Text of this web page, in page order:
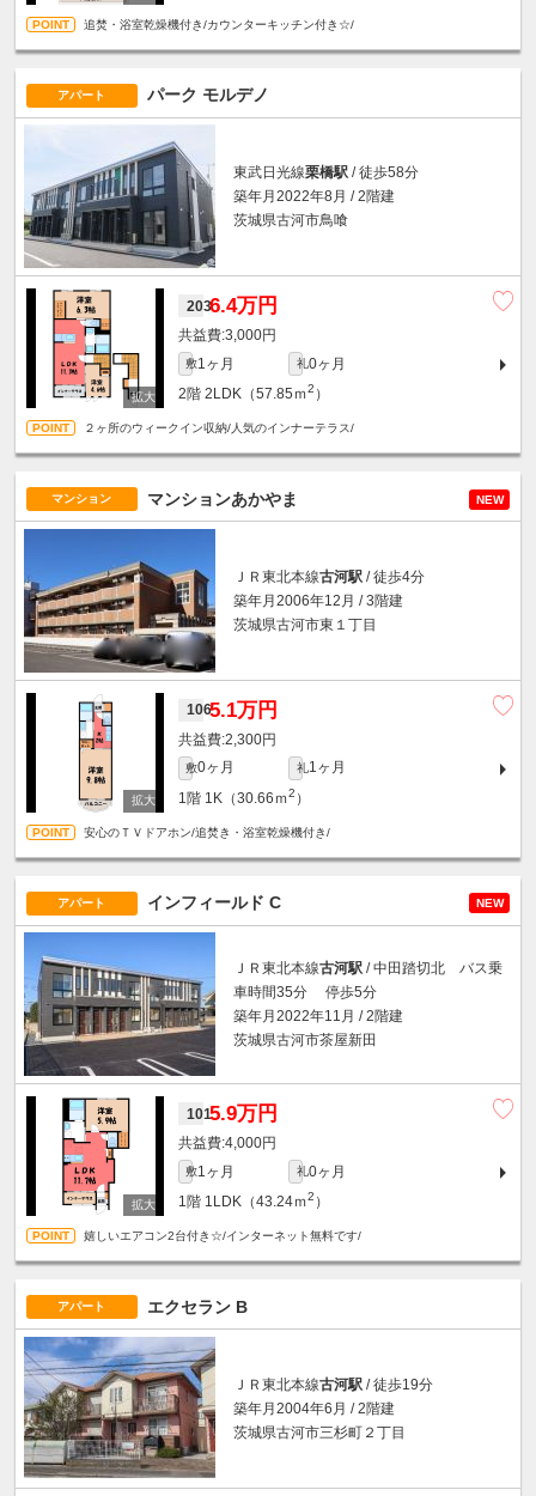
追焚・浴室乾燥機付き/カウンターキッチン付き☆/
アパート パーク モルデノ
東武日光線栗橋駅 / 徒歩58分
築年月2022年8月 / 2階建
茨城県古河市鳥喰
2036.4万円
3,000円
敷1ヶ月 礼0ヶ月
2階 2LDK（57.85ｍ2 ）
２ヶ所のウィークイン収納/人気のインナーテラス/
マンション マンションあかやま NEW
ＪＲ東北本線古河駅 / 徒歩4分
築年月2006年12月 / 3階建
茨城県古河市東１丁目
1065.1万円
2,300円
敷0ヶ月 礼1ヶ月
1階 1K（30.66ｍ2 ）
安心のＴＶドアホン/追焚き・浴室乾燥機付き/
アパート インフィールド C NEW
ＪＲ東北本線古河駅 / 中田踏切北 バス乗
車時間35分 停歩5分
築年月2022年11月 / 2階建
茨城県古河市茶屋新田
1015.9万円
4,000円
敷1ヶ月 礼0ヶ月
1階 1LDK（43.24ｍ2 ）
嬉しいエアコン2台付き☆/インターネット無料です/
アパート エクセラン B
ＪＲ東北本線古河駅 / 徒歩19分
築年月2004年6月 / 2階建
茨城県古河市三杉町２丁目